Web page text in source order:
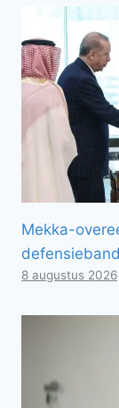
Mekka-
8 augustus 2026